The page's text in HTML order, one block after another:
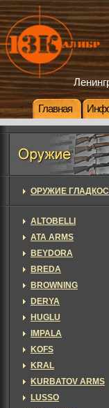
Главная
ОРУЖИЕ
ALTOBELLI
ATA ARMS
BEYDORA
BREDA
BROWNING
DERYA
HUGLU
IMPALA
KOFS
KRAL
KURBATOV ARMS
LUSSO